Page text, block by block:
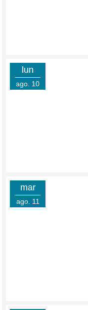
lun
ago. 10
mar
ago. 11